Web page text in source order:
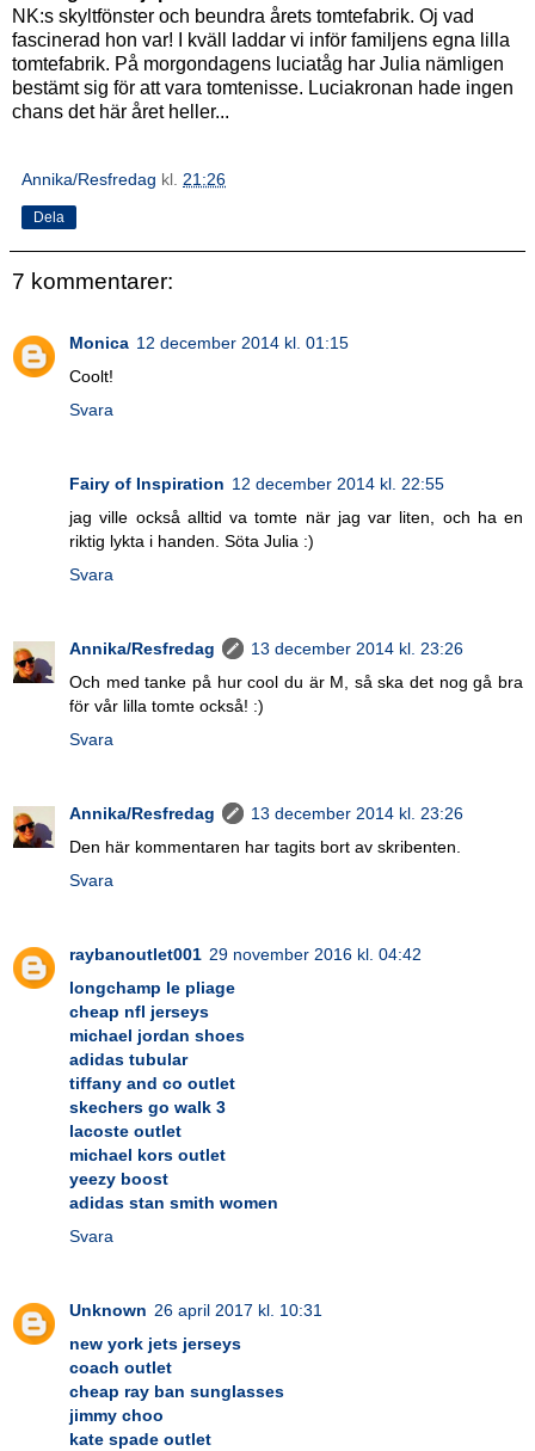
NK:s skyltfönster och beundra årets tomtefabrik. Oj vad
fascinerad hon var! I kväll laddar vi inför familjens egna lilla
tomtefabrik. På morgondagens luciatåg har Julia nämligen
bestämt sig för att vara tomtenisse. Luciakronan hade ingen
chans det här året heller...
Annika/Resfredag kl. 21:26
Dela
7 kommentarer:
Monica 12 december 2014 kl. 01:15
Coolt!
Svara
Fairy of Inspiration 12 december 2014 kl. 22:55
jag ville också alltid va tomte när jag var liten, och ha en
riktig lykta i handen. Söta Julia :)
Svara
Annika/Resfredag
13 december 2014 kl. 23:26
Och med tanke på hur cool du är M, så ska det nog gå bra
för vår lilla tomte också! :)
Svara
Annika/Resfredag
13 december 2014 kl. 23:26
Den här kommentaren har tagits bort av skribenten.
Svara
raybanoutlet001 29 november 2016 kl. 04:42
longchamp le pliage
cheap nfl jerseys
michael jordan shoes
adidas tubular
tiffany and co outlet
skechers go walk 3
lacoste outlet
michael kors outlet
yeezy boost
adidas stan smith women
Svara
Unknown 26 april 2017 kl. 10:31
new york jets jerseys
coach outlet
cheap ray ban sunglasses
jimmy choo
kate spade outlet